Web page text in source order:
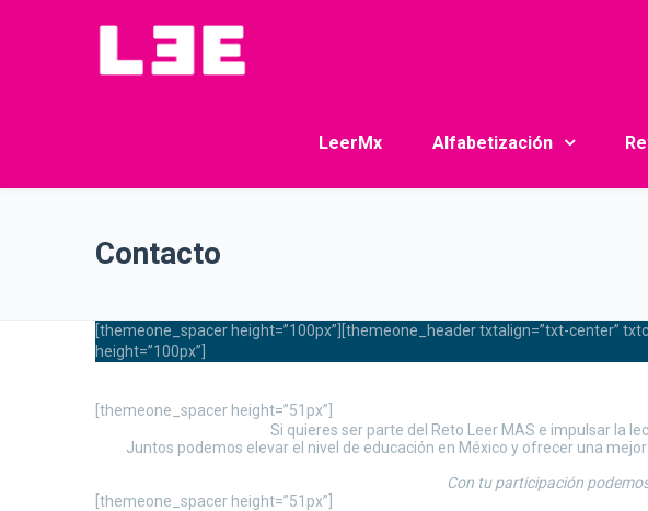
LeerMx Alfabetización
Contacto
[themeone_spacer height=”100px”][themeone_header txtalign=”txt-center”
height=”100px”]
[themeone_spacer height=”51px”]
Si quieres ser parte del Reto Leer MAS e impulsar la
Juntos podemos elevar el nivel de educación en México y ofrecer una
Con tu participación
[themeone_spacer height=”51px”]